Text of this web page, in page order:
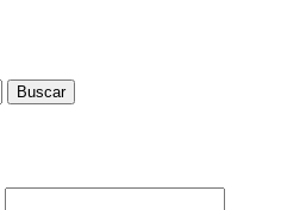
Buscar